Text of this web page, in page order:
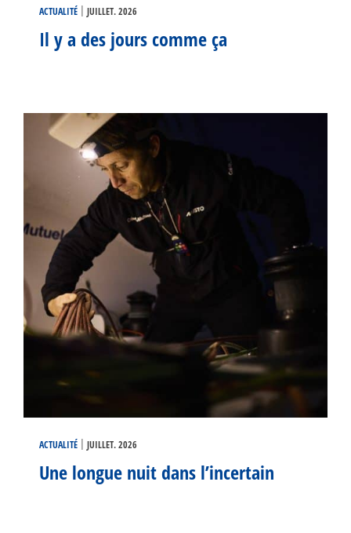
ACTUALITÉ | JUILLET. 2026
Il y a des jours comme ça
ACTUALITÉ | JUILLET. 2026
Une longue nuit dans l’incertain